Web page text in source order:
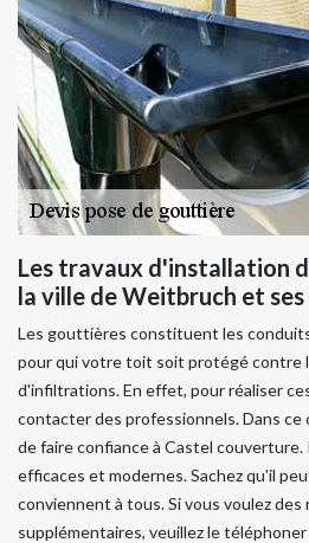
Les travaux d'installation
la ville de Weitbruch et
Les gouttières constituent les
pour qui votre toit soit protégé contre
d'infiltrations. En effet, pour réaliser
contacter des professionnels. Dans ce
de faire confiance à Castel
efficaces et modernes. Sachez qu'il
conviennent à tous. Si vous voulez
supplémentaires, veuillez le